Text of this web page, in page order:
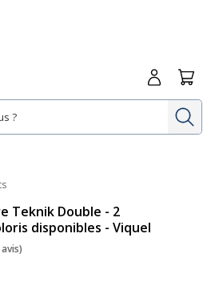
Me
Teknik Double - 2
disponibles - Viquel